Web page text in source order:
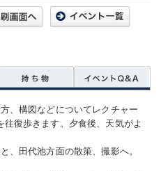
、構図などについてレクチャー
復歩きます。夕食後、天気がよ
、田代池方面の散策、撮影へ。